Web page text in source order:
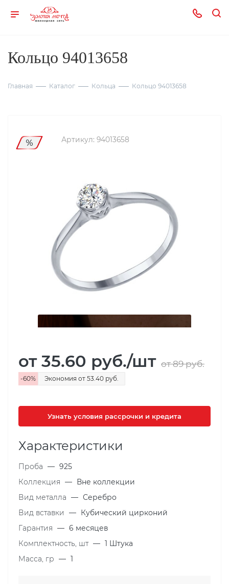
Кольцо 94013658
Главная Каталог Кольца Кольцо 94013658
Артикул: 94013658
от 35.60 руб./шт от 89руб.
-60% Экономия от 53.40 руб.
Узнать условия рассрочки и кредита
Характеристики
Проба — 925
Коллекция — Вне коллекции
Вид металла — Серебро
Вид вставки
— Кубический цирконий
Гарантия — 6 месяцев
Комплектность, шт — 1 Штука
Масса, гр — 1